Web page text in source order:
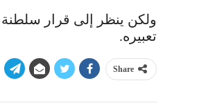
ولكن ينظر إلى قرار
تعبيره.
Share